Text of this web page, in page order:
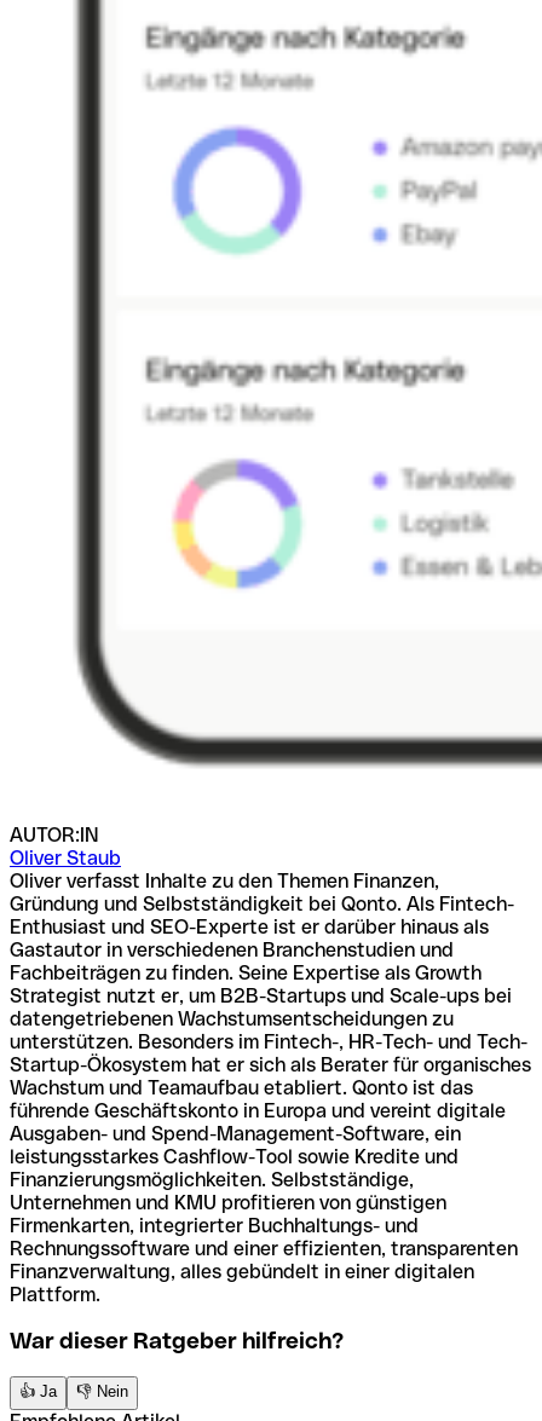
AUTOR:IN
Oliver Staub
Oliver verfasst Inhalte zu den Themen Finanzen,
Gründung und Selbstständigkeit bei Qonto. Als Fintech-
Enthusiast und SEO-Experte ist er darüber hinaus als
Gastautor in verschiedenen Branchenstudien und
Fachbeiträgen zu finden. Seine Expertise als Growth
Strategist nutzt er, um B2B-Startups und Scale-ups bei
datengetriebenen Wachstumsentscheidungen zu
unterstützen. Besonders im Fintech-, HR-Tech- und Tech-
Startup-Ökosystem hat er sich als Berater für organisches
Wachstum und Teamaufbau etabliert. Qonto ist das
führende Geschäftskonto in Europa und vereint digitale
Ausgaben- und Spend-Management-Software, ein
leistungsstarkes Cashflow-Tool sowie Kredite und
Finanzierungsmöglichkeiten. Selbstständige,
Unternehmen und KMU profitieren von günstigen
Firmenkarten, integrierter Buchhaltungs- und
Rechnungssoftware und einer effizienten, transparenten
Finanzverwaltung, alles gebündelt in einer digitalen
Plattform.
War dieser Ratgeber hilfreich?
👍 Ja 👎 Nein